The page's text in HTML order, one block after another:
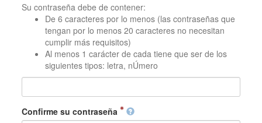
Su contraseña debe de contener:
De 6 caracteres por lo menos (las contraseñas que
tengan por lo menos 20 caracteres no necesitan
cumplir más requisitos)
Al menos 1 carácter de cada tiene que ser de los
siguientes tipos: letra, nÚmero
Confirme su contraseña